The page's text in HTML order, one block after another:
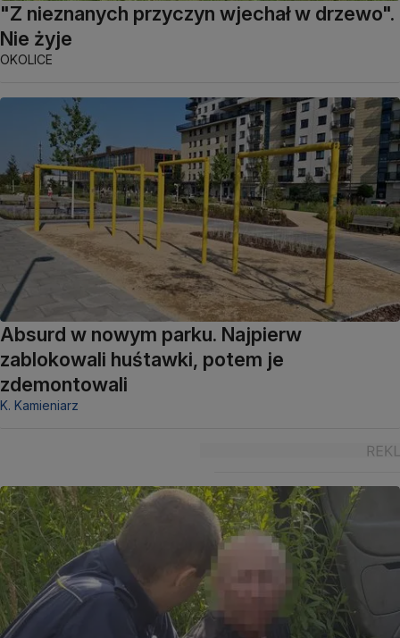
"Z nieznanych przyczyn wjechał w drzewo".
Nie żyje
OKOLICE
Absurd w nowym parku. Najpierw
zablokowali huśtawki, potem je
zdemontowali
K. Kamieniarz